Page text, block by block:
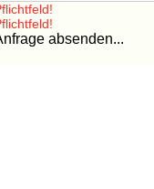
absenden...